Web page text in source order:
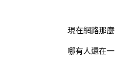
現在網路那
哪有人還在